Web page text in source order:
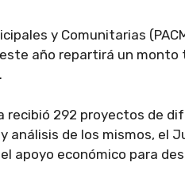
y Comunitarias
año repartirá un monto
.
recibió 292 proyectos de
análisis de los mismos, el
apoyo económico para